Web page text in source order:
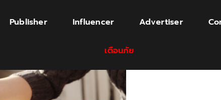
Publisher Influencer Advertiser
เตือนภัย